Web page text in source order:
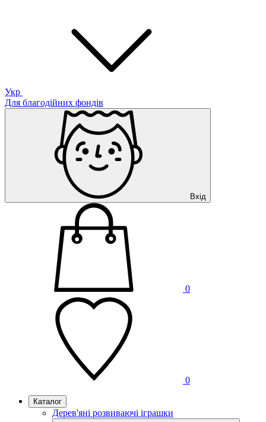
Укр
Для благодійних фондів
Вхід
0
0
Каталог
Дерев'яні розвиваючі іграшки